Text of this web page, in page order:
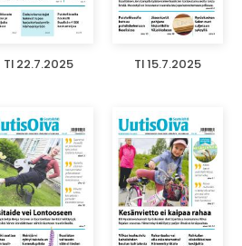
TI 22.7.2025 TI 15.7.2025